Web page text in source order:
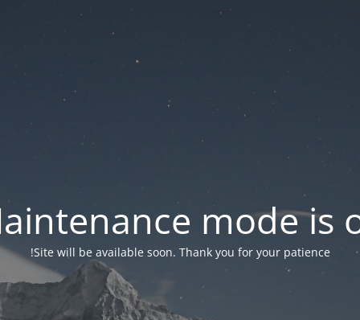
mode is
Site will be available soon. Thank you for your patience!